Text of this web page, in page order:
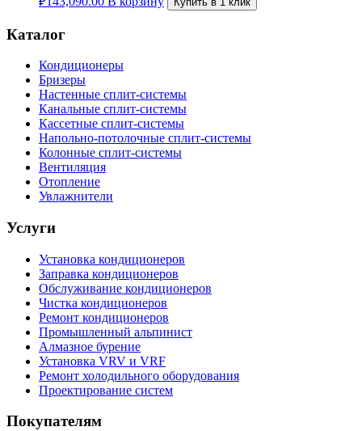
Каталог
Кондиционеры
Бризеры
Настенные сплит-системы
Канальные сплит-системы
Кассетные сплит-системы
Напольно-потолочные сплит-системы
Колонные сплит-системы
Вентиляция
Отопление
Увлажнители
Услуги
Установка кондиционеров
Заправка кондиционеров
Обслуживание кондиционеров
Чистка кондиционеров
Ремонт кондиционеров
Промышленный альпинист
Алмазное бурение
Установка VRV и VRF
Ремонт холодильного оборудования
Проектирование систем
Покупателям